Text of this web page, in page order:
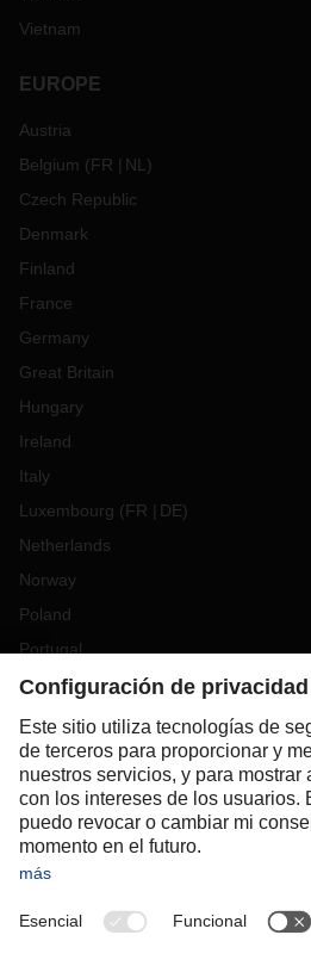
Vietnam
EUROPE
Austria
Belgium (FR NL )
Czech Republic
Denmark
Finland
France
Germany
Great Britain
Hungary
Ireland
Italy
Luxembourg (FR DE)
Netherlands
Norway
Poland
Portugal
Romania
Slovakia
Spain
Sweden
Switzerland(DE FR)
Turkey
OCEANIA